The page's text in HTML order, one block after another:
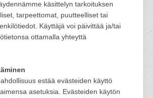
käsittelyn tarkoituksen
tarpeettomat, puutteelliset tai
Käyttäjä voi päivittää ja/tai
ottamalla yhteyttä
estää evästeiden käyttö
asetuksia. Evästeiden käytön